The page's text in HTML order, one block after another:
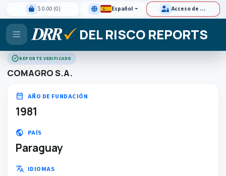
$ 0.00 (0) Español Acceso de clientes
DEL RISCO REPORTS
verifiedREPORTE VERIFICADO
COMAGRO S.A.
calendar_month AÑO DE FUNDACIÓN
1981
public PAÍS
Paraguay
translate IDIOMAS